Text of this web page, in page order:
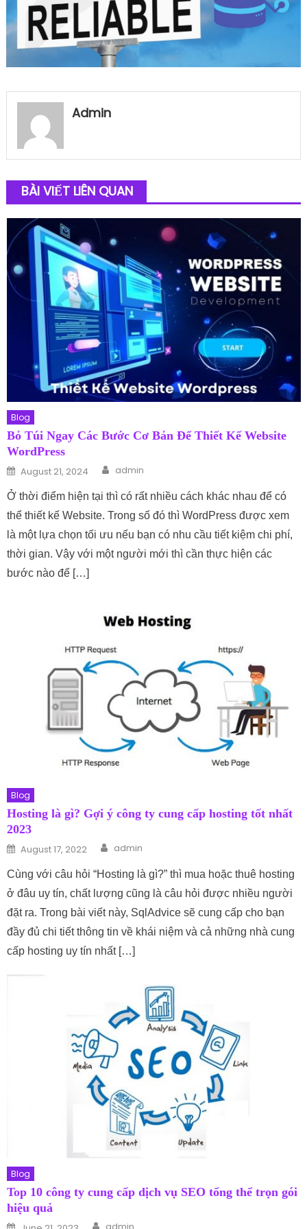
Admin
BÀI VIẾT LIÊN QUAN
Blog
Bỏ Túi Ngay Các Bước Cơ Bản Để Thiết Kế Website
WordPress
Posted on
August 21, 2024 Author
admin
Ở thời điểm hiện tại thì có rất nhiều cách khác nhau để có
thể thiết kế Website. Trong số đó thì WordPress được xem
là một lựa chọn tối ưu nếu bạn có nhu cầu tiết kiệm chi phí,
thời gian. Vậy với một người mới thì cần thực hiện các
bước nào để […]
Blog
Hosting là gì? Gợi ý công ty cung cấp hosting tốt nhất
2023
Posted on
August 17, 2022 Author
admin
Cùng với câu hỏi “Hosting là gì?” thì mua hoặc thuê hosting
ở đâu uy tín, chất lượng cũng là câu hỏi được nhiều người
đặt ra. Trong bài viết này, SqlAdvice sẽ cung cấp cho bạn
đầy đủ chi tiết thông tin về khái niệm và cả những nhà cung
cấp hosting uy tín nhất […]
Blog
Top 10 công ty cung cấp dịch vụ SEO tổng thể trọn gói
hiệu quả
Posted on Author